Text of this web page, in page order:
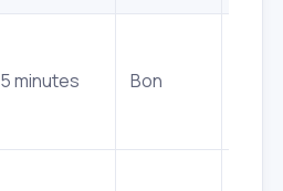
5 minutes Bon